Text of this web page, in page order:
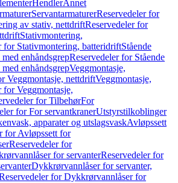
HendlerAnnet
ServantarmaturerReservedeler for
av stativ, nettdriftReservedeler for
Stativmontering,
for Stativmontering, batteridriftStående
enhåndsgrepReservedeler for Stående
enhåndsgrepVeggmontasje,
Veggmontasje, nettdriftVeggmontasje,
for Veggmontasje,
for TilbehørFor
for For servantkranerUtstyrstilkoblinger
apparater og utslagsvaskAvløpssett
for Avløpssett for
Reservedeler for
for servanterReservedeler for
Dykkrørvannlåser for servanter,
for Dykkrørvannlåser for